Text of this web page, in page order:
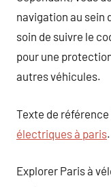
navigation au sein
soin de suivre le
pour une
autres véhicules.
Texte de référence
électriques à paris.
Explorer Paris à